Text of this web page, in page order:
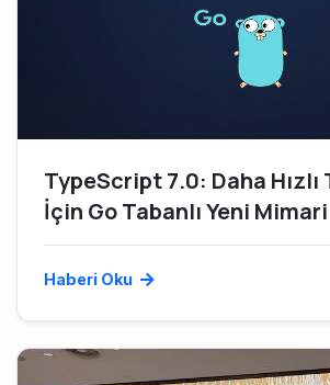
TypeScript 7.0: Daha
İçin Go Tabanlı Yeni Mimari
Haberi Oku